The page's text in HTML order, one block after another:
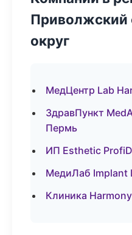
Приволжский
округ
МедЦентр Lab
ЗдравПункт
Пермь
ИП Esthetic
МедиЛаб
Клиника